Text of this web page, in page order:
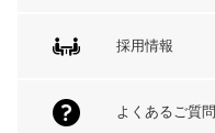
採用情報
よくあるご質問